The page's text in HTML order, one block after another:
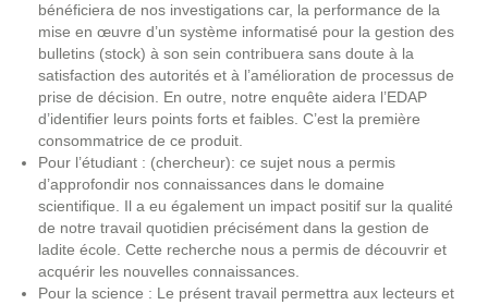
bénéficiera de nos investigations car, la performance de la
mise en œuvre d’un système informatisé pour la gestion des
bulletins (stock) à son sein contribuera sans doute à la
satisfaction des autorités et à l’amélioration de processus de
prise de décision. En outre, notre enquête aidera l’EDAP
d’identifier leurs points forts et faibles. C’est la première
consommatrice de ce produit.
Pour l’étudiant : (chercheur): ce sujet nous a permis
d’approfondir nos connaissances dans le domaine
scientifique. Il a eu également un impact positif sur la qualité
de notre travail quotidien précisément dans la gestion de
ladite école. Cette recherche nous a permis de découvrir et
acquérir les nouvelles connaissances.
Pour la science : Le présent travail permettra aux lecteurs et